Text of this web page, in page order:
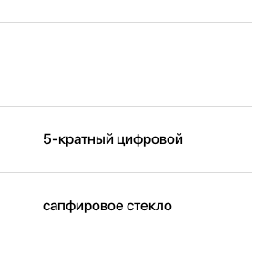
5-кратный цифровой
сапфировое стекло